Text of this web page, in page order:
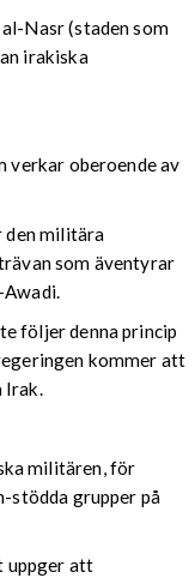
Nasr (staden som
irakiska
verkar oberoende av
den militära
som äventyrar
Awadi.
följer denna princip
kommer att
Irak.
militären, för
stödda grupper på
uppger att